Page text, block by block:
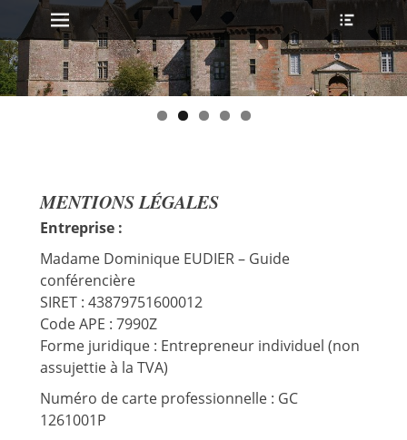
MENU PRINCIPAL
Aller
au
contenu
l’en-
tête
MENTIONS LÉGALES
Entreprise :
Madame Dominique EUDIER – Guide
conférencière
SIRET : 43879751600012
Code APE : 7990Z
Forme juridique : Entrepreneur individuel (non
assujettie à la TVA)
Numéro de carte professionnelle : GC
1261001P